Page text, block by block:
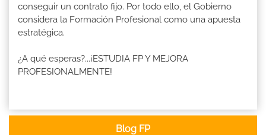
conseguir un contrato fijo. Por todo ello, el Gobierno
considera la Formación Profesional como una apuesta
estratégica.
¿A qué esperas?...¡ESTUDIA FP Y MEJORA
PROFESIONALMENTE!
Blog FP